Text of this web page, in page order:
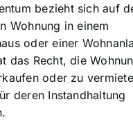
bezieht sich auf
Wohnung in einem
oder einer
das Recht, die
oder zu
deren Instandhaltung